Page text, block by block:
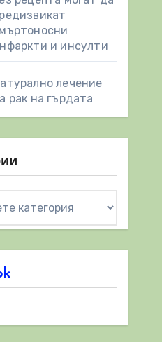
и инсулти
лечение
рак на гърдата